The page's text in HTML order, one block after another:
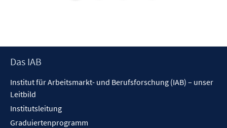
Footer
Das IAB
Institut für Arbeitsmarkt- und Berufsforschung (IAB) – unser
Leitbild
Institutsleitung
Graduiertenprogramm